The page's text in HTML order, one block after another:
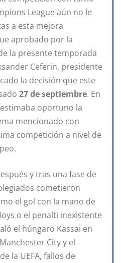
League aún no le
a esta mejora
aprobado por la
la presente temporada
Ceferin, presidente
la decisión que este
27 de septiembre. En
oportuno la
mencionado con
competición a nivel de
y tras una fase de
cometieron
el gol con la mano de
o el penalti inexistente
el húngaro Kassai en
City y el
la UEFA, fallos de